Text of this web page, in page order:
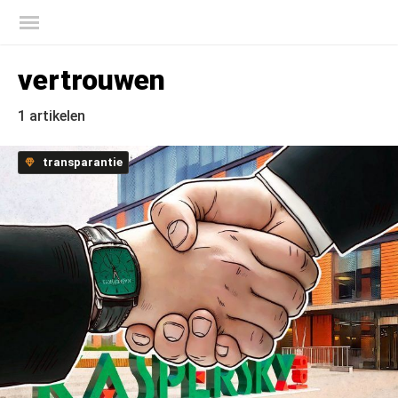
vertrouwen
1 artikelen
transparantie